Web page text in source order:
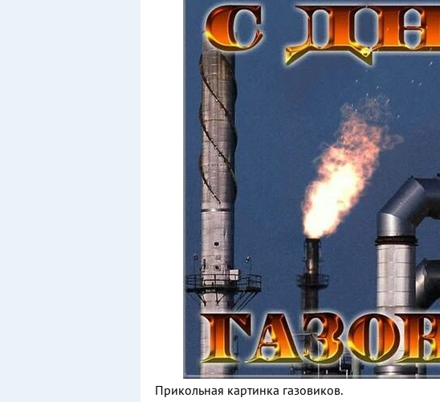
Прикольная картинка газовиков.